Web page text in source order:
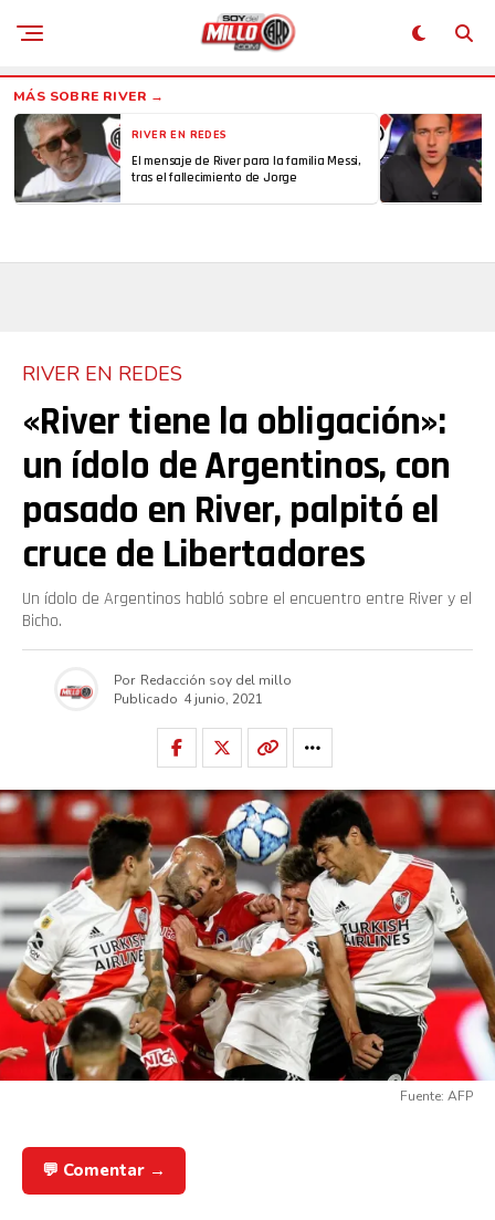
RIVER EN REDES
El mensaje de River para la familia Messi,
tras el fallecimiento de Jorge
RIVER EN REDES
«River tiene la obligación»:
un ídolo de Argentinos, con
pasado en River, palpitó el
cruce de Libertadores
Un ídolo de Argentinos habló sobre el encuentro entre River y el
Bicho.
Por Redacción soy del millo
Publicado 4 junio, 2021
Fuente: AFP
💬 Comentar →